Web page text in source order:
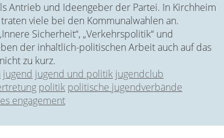
Antrieb und Ideengeber der Partei. In Kirchheim
viele bei den Kommunalwahlen an.
Sicherheit“, „Verkehrspolitik“ und
der inhaltlich-politischen Arbeit auch auf das
zu kurz.
jugend jugend und politik jugendclub
politik politische jugendverbände
engagement